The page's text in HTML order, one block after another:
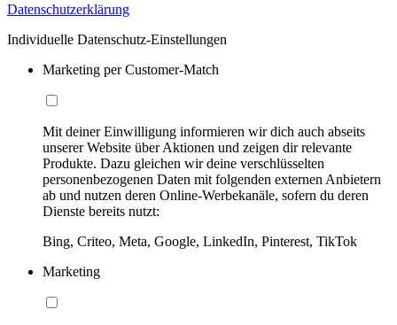
Datenschutzerklärung
Individuelle Datenschutz-Einstellungen
Marketing per Customer-Match
Mit deiner Einwilligung informieren wir dich auch abseits
unserer Website über Aktionen und zeigen dir relevante
Produkte. Dazu gleichen wir deine verschlüsselten
personenbezogenen Daten mit folgenden externen Anbietern
ab und nutzen deren Online-Werbekanäle, sofern du deren
Dienste bereits nutzt:
Bing, Criteo, Meta, Google, LinkedIn, Pinterest, TikTok
Marketing